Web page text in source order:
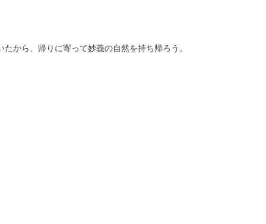
から、帰りに寄って妙義の自然を持ち帰ろう。